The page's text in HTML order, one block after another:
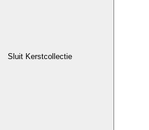
Sluit Kerstcollectie